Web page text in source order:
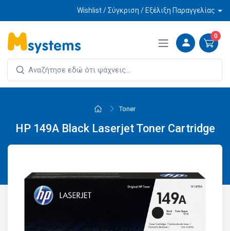
Wishlist / Σύγκριση / Εξέλιξη Παραγγελίας
0
Toner
HP 149A Black Laserjet Toner Cartridge